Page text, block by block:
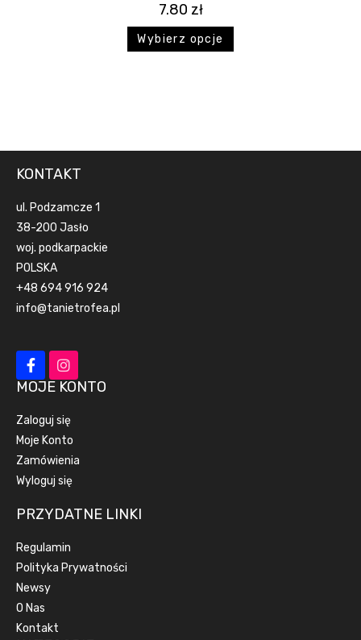
7.80 zł
Wybierz opcje
KONTAKT
ul. Podzamcze 1
38-200 Jasło
woj. podkarpackie
POLSKA
+48 694 916 924
info@tanietrofea.pl
MOJE KONTO
Zaloguj się
Moje Konto
Zamówienia
Wyloguj się
PRZYDATNE LINKI
Regulamin
Polityka Prywatności
Newsy
O Nas
Kontakt